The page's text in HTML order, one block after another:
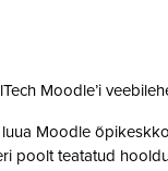
Moodle’i
Moodle
teatatud